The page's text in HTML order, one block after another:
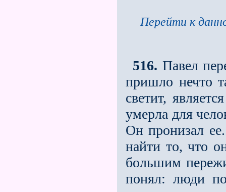
Перейти к
516. Павел
пришло нечто
светит,
умерла для
Он пронизал
найти то, что
большим
понял: люди